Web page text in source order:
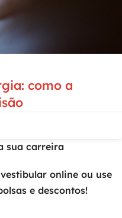
como a
sua carreira
online ou use
e descontos!